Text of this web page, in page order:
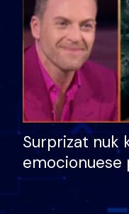
Surprizat nuk
emocionuese
nëna dhe
nuk i mban